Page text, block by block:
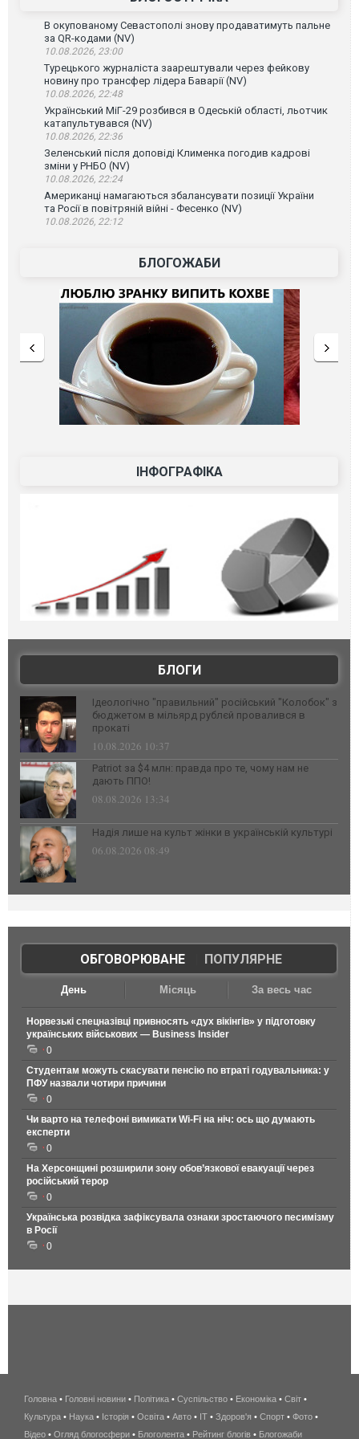
В окупованому Севастополі знову продаватимуть пальне
за QR-кодами (NV)
10.08.2026, 23:00
Турецького журналіста заарештували через фейкову
новину про трансфер лідера Баварії (NV)
10.08.2026, 22:48
Український МіГ-29 розбився в Одеській області, льотчик
катапультувався (NV)
10.08.2026, 22:36
Зеленський після доповіді Клименка погодив кадрові
зміни у РНБО (NV)
10.08.2026, 22:24
Американці намагаються збалансувати позиції України
та Росії в повітряній війні - Фесенко (NV)
10.08.2026, 22:12
БЛОГОЖАБИ
ІНФОГРАФІКА
БЛОГИ
Ідеологічно "правильний" російський "Колобок" з
бюджетом в мільярд рублєй провалився в
прокаті
10.08.2026 10:37
Patriot за $4 млн: правда про те, чому нам не
дають ППО!
08.08.2026 13:34
Надія лише на культ жінки в українській культурі
06.08.2026 08:49
ОБГОВОРЮВАНЕ| ПОПУЛЯРНЕ
День Місяць За весь час
Норвезькі спецназівці привносять «дух вікінгів» у підготовку
українських військових — Business Insider
0
Студентам можуть скасувати пенсію по втраті годувальника: у
ПФУ назвали чотири причини
0
Чи варто на телефонi вимикати Wi-Fi на ніч: ось що думають
експерти
0
На Херсонщині розширили зону обов’язкової евакуації через
російський терор
0
Українська розвідка зафіксувала ознаки зростаючого песимізму
в Росії
0
беспроводной
интернет
киев
Головна • Головні новини • Політика • Суспільство • Економіка • Світ •
Культура • Наука • Історія • Освіта • Авто • IT • Здоров'я • Спорт • Фото •
Відео • Огляд блогосфери • Блоголента • Рейтинг блогів • Блогожаби